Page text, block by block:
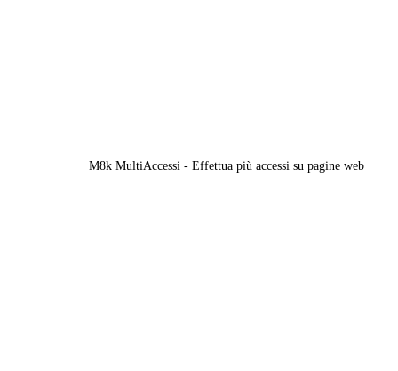
M8k MultiAccessi - Effettua più accessi su pagine web